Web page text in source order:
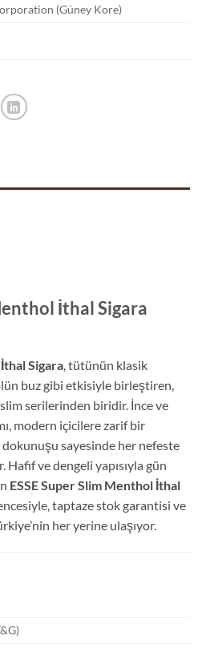
(Güney Kore)
İthal Sigara
Sigara , tütünün klasik
buz gibi etkisiyle birleştiren,
serilerinden biridir. İnce ve
modern içicilere zarif bir
sayesinde her nefeste
Hafif ve dengeli yapısıyla gün
ESSE Super Slim Menthol İthal
taptaze stok garantisi ve
her yerine ulaşıyor.